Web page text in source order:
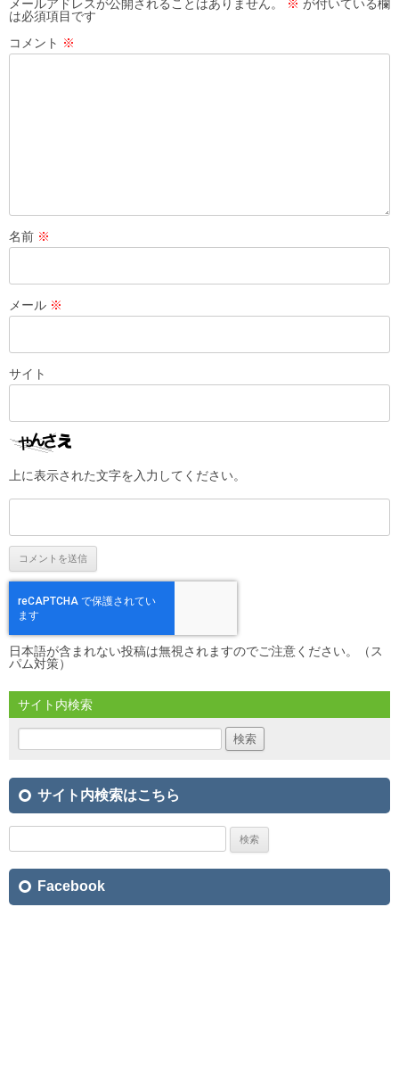
メールアドレスが公開されることはありません。 ※ が付いている欄
は必須項目です
コメント ※
名前 ※
メール ※
サイト
上に表示された文字を入力してください。
日本語が含まれない投稿は無視されますのでご注意ください。（ス
パム対策）
サイト内検索
検
サイト内検索はこちら
Facebook